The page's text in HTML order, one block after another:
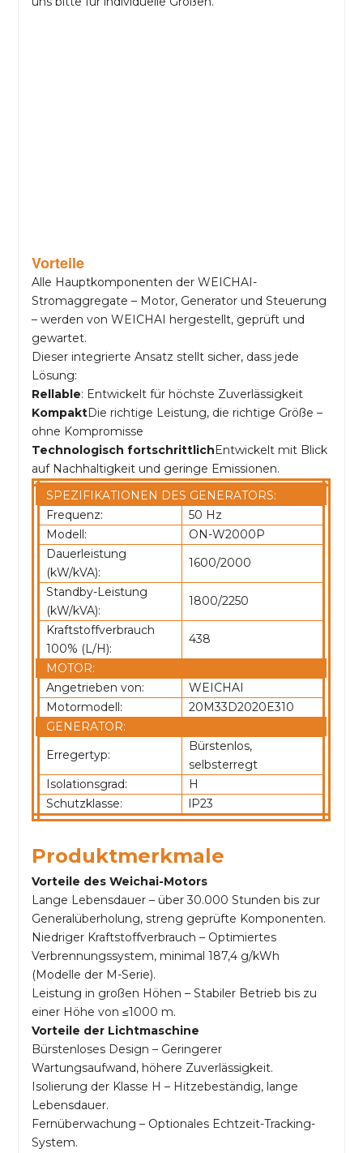
Vorteile
Alle Hauptkomponenten der WEICHAI-
Stromaggregate – Motor, Generator und Steuerung
– werden von WEICHAI hergestellt, geprüft und
gewartet.
Dieser integrierte Ansatz stellt sicher, dass jede
Lösung:
Rellable: Entwickelt für höchste Zuverlässigkeit
KompaktDie richtige Leistung, die richtige Größe –
ohne Kompromisse
Technologisch fortschrittlichEntwickelt mit Blick
auf Nachhaltigkeit und geringe Emissionen.
SPEZIFIKATIONEN DES GENERATORS:
Frequenz:
50 Hz
Modell:
ON-W2000P
Dauerleistung
(kW/kVA):
1600/2000
Standby-Leistung
(kW/kVA):
1800/2250
Kraftstoffverbrauch
100% (L/H):
438
MOTOR:
Angetrieben von:
WEICHAI
Motormodell:
20M33D2020E310
GENERATOR:
Erregertyp:
Bürstenlos,
selbsterregt
Isolationsgrad:
H
Schutzklasse:
lP23
Produktmerkmale
Vorteile des Weichai-Motors
Lange Lebensdauer – über 30.000 Stunden bis zur
Generalüberholung, streng geprüfte Komponenten.
Niedriger Kraftstoffverbrauch – Optimiertes
Verbrennungssystem, minimal 187,4 g/kWh
(Modelle der M-Serie).
Leistung in großen Höhen – Stabiler Betrieb bis zu
einer Höhe von ≤1000 m.
Vorteile der Lichtmaschine
Bürstenloses Design – Geringerer
Wartungsaufwand, höhere Zuverlässigkeit.
Isolierung der Klasse H – Hitzebeständig, lange
Lebensdauer.
Fernüberwachung – Optionales Echtzeit-Tracking-
System.